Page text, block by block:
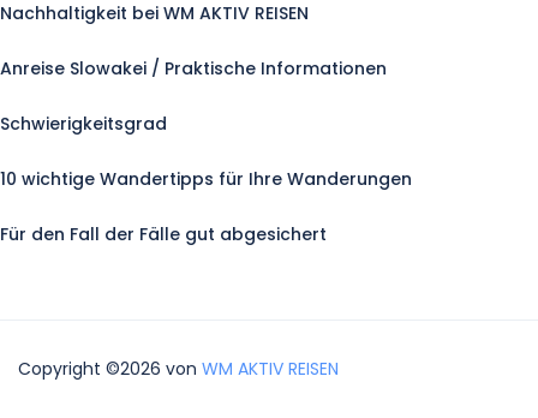
Nachhaltigkeit bei WM AKTIV REISEN
Anreise Slowakei / Praktische Informationen
Schwierigkeitsgrad
10 wichtige Wandertipps für Ihre Wanderungen
Für den Fall der Fälle gut abgesichert
Copyright ©2026 von WM AKTIV REISEN